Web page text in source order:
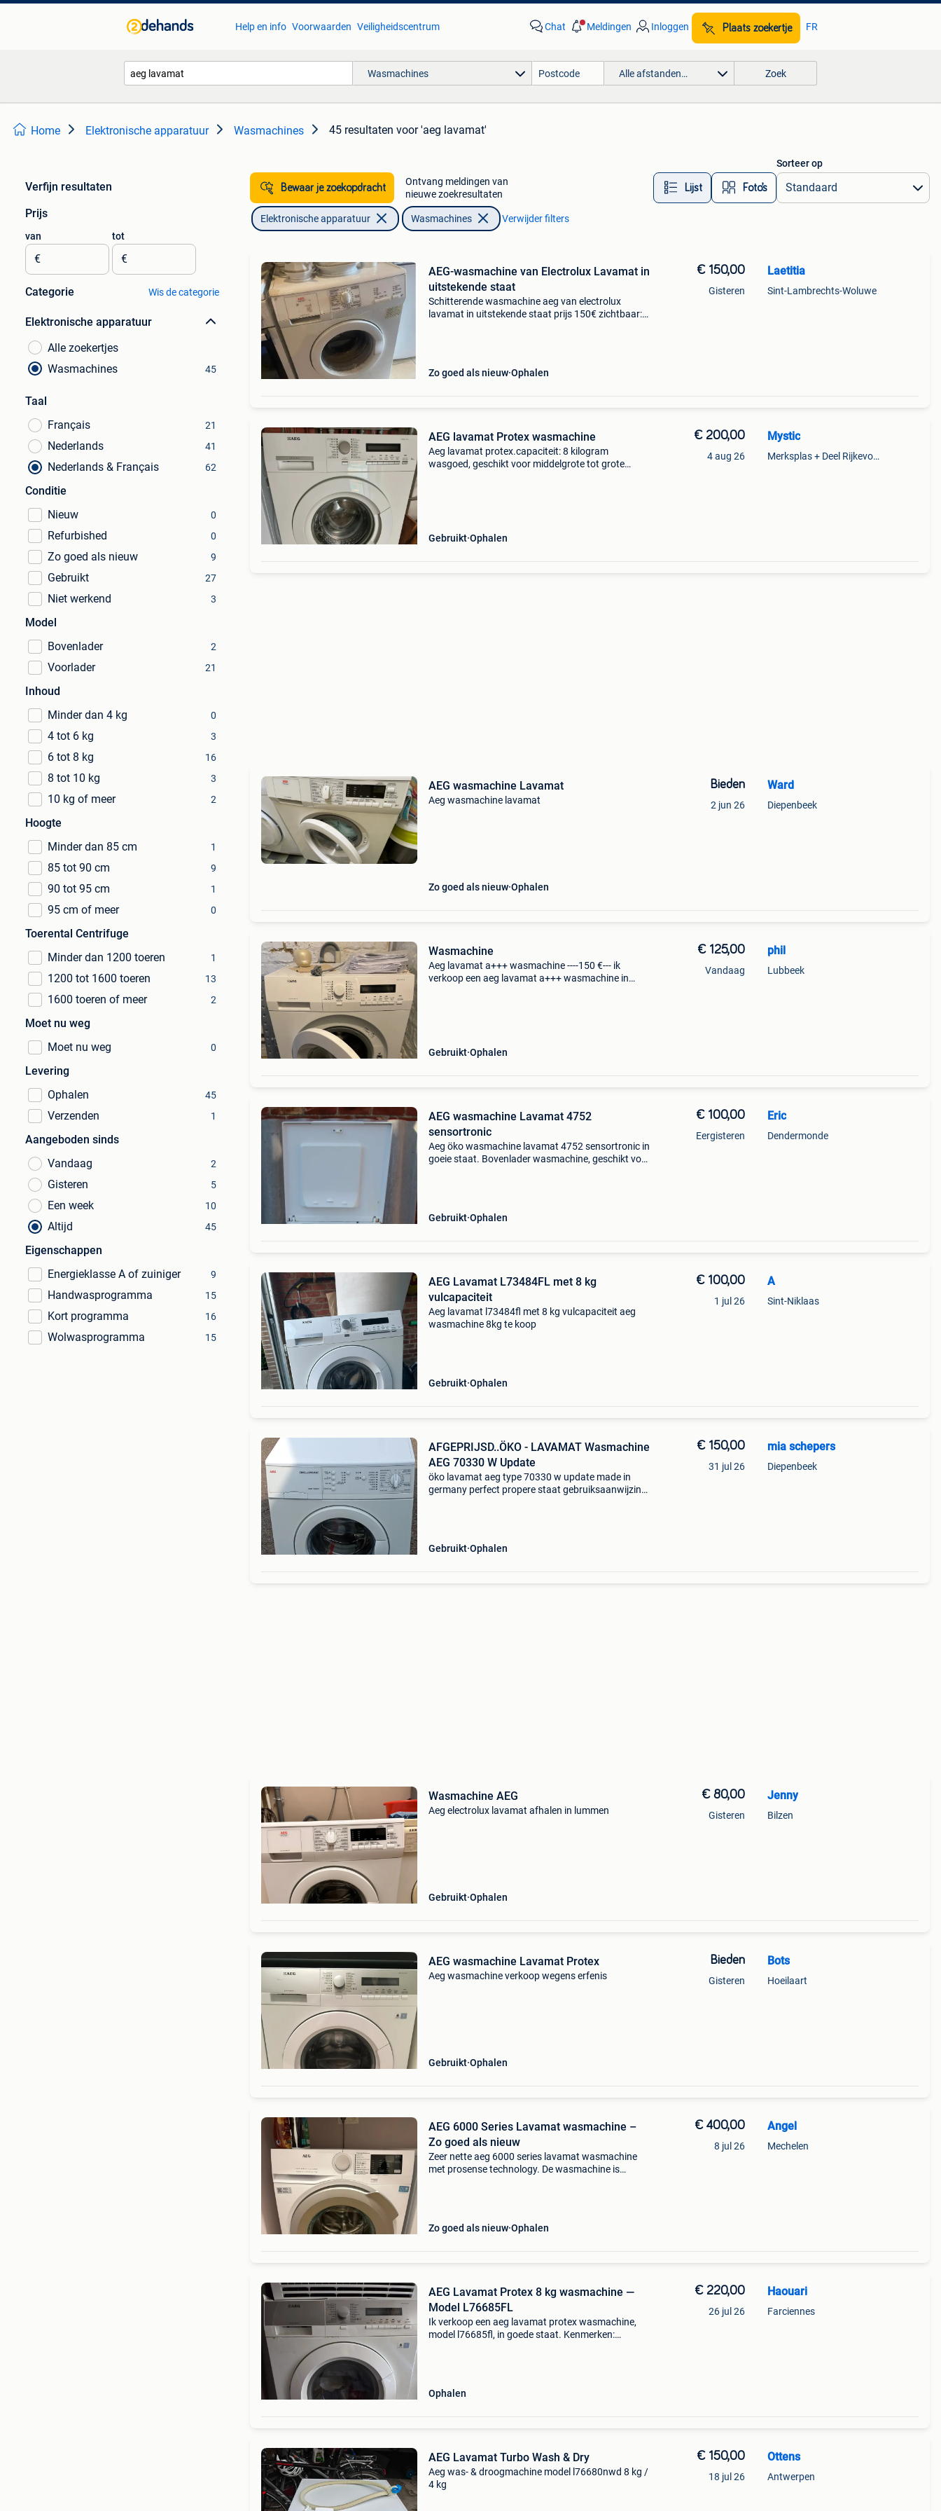
Help en info Voorwaarden Veiligheidscentrum Chat Meldingen Inloggen Plaats zoekertje FR
Wasmachines Alle afstanden… Zoek
Home Elektronische apparatuur Wasmachines 45 resultaten voor 'aeg lavamat'
Verfijn resultaten
Prijs
van
€
tot
€
Categorie Wis de categorie
Elektronische apparatuur
Alle zoekertjes
Wasmachines
45
Taal
Français
21
Nederlands 41
Nederlands & Français 62
Conditie
Nieuw
0
Refurbished 0
Zo goed als nieuw 9
Gebruikt 27
Niet werkend 3
Model
Bovenlader
2
Voorlader 21
Inhoud
Minder dan 4 kg
0
4 tot 6 kg 3
6 tot 8 kg 16
8 tot 10 kg 3
10 kg of meer 2
Hoogte
Minder dan 85 cm
1
85 tot 90 cm 9
90 tot 95 cm 1
95 cm of meer 0
Toerental Centrifuge
Minder dan 1200 toeren
1
1200 tot 1600 toeren 13
1600 toeren of meer 2
Moet nu weg
Moet nu weg
0
Levering
Ophalen
45
Verzenden 1
Aangeboden sinds
Vandaag
2
Gisteren 5
Een week 10
Altijd 45
Eigenschappen
Energieklasse A of zuiniger
9
Handwasprogramma 15
Kort programma 16
Wolwasprogramma 15
Bewaar je zoekopdracht
Ontvang meldingen van
nieuwe zoekresultaten
Lijst Foto’s
Sorteer op
Elektronische apparatuur Wasmachines Verwijder filters
AEG-wasmachine van Electrolux Lavamat in
uitstekende staat
Schitterende wasmachine aeg van electrolux
lavamat in uitstekende staat prijs 150€ zichtbaar:
Zo goed als nieuw Ophalen
€ 150,00
Gisteren
Laetitia
Sint-Lambrechts-Woluwe
AEG lavamat Protex wasmachine
Aeg lavamat protex.capaciteit: 8 kilogram
wasgoed, geschikt voor middelgrote tot grote
Gebruikt Ophalen
€ 200,00
4 aug 26
Mystic
Merksplas + Deel Rijkevorsel
AEG wasmachine Lavamat
Aeg wasmachine lavamat
Zo goed als nieuw Ophalen
Bieden
2 jun 26
Ward
Diepenbeek
Wasmachine
Aeg lavamat a+++ wasmachine ----150 €--- ik
verkoop een aeg lavamat a+++ wasmachine in
Gebruikt Ophalen
€ 125,00
Vandaag
phil
Lubbeek
AEG wasmachine Lavamat 4752
sensortronic
Aeg öko wasmachine lavamat 4752 sensortronic in
goeie staat. Bovenlader wasmachine, geschikt voor
Gebruikt Ophalen
€ 100,00
Eergisteren
Eric
Dendermonde
AEG Lavamat L73484FL met 8 kg
vulcapaciteit
Aeg lavamat l73484fl met 8 kg vulcapaciteit aeg
wasmachine 8kg te koop
Gebruikt Ophalen
€ 100,00
1 jul 26
A
Sint-Niklaas
AFGEPRIJSD..ÖKO - LAVAMAT Wasmachine
AEG 70330 W Update
öko lavamat aeg type 70330 w update made in
germany perfect propere staat gebruiksaanwijzing
Gebruikt Ophalen
€ 150,00
31 jul 26
mia schepers
Diepenbeek
Wasmachine AEG
Aeg electrolux lavamat afhalen in lummen
Gebruikt Ophalen
€ 80,00
Gisteren
Jenny
Bilzen
AEG wasmachine Lavamat Protex
Aeg wasmachine verkoop wegens erfenis
Gebruikt Ophalen
Bieden
Gisteren
Bots
Hoeilaart
AEG 6000 Series Lavamat wasmachine –
Zo goed als nieuw
Zeer nette aeg 6000 series lavamat wasmachine
met prosense technology. De wasmachine is
Zo goed als nieuw Ophalen
€ 400,00
8 jul 26
Angel
Mechelen
AEG Lavamat Protex 8 kg wasmachine —
Model L76685FL
Ik verkoop een aeg lavamat protex wasmachine,
model l76685fl, in goede staat. Kenmerken:
Ophalen
€ 220,00
26 jul 26
Haouari
Farciennes
AEG Lavamat Turbo Wash & Dry
Aeg was- & droogmachine model l76680nwd 8 kg /
4 kg
€ 150,00
18 jul 26
Ottens
Antwerpen